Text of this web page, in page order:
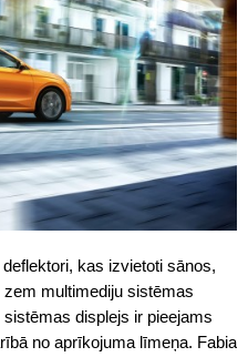
kas izvietoti sānos,
multimediju sistēmas
displejs ir pieejams
no aprīkojuma līmeņa. Fabia